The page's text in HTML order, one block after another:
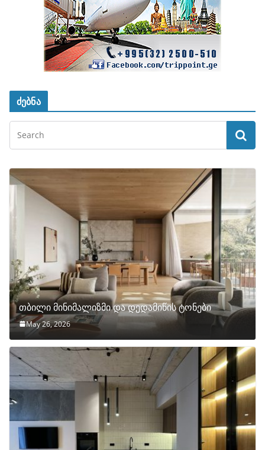
ძებნა
თბილი მინიმალიზმი და დედამიწის ტონები
May 26, 2026